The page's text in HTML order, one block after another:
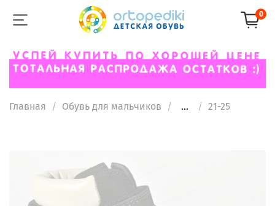
0
Главная Обувь для мальчиков ... 21-25